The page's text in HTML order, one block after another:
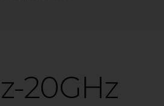
20GHz